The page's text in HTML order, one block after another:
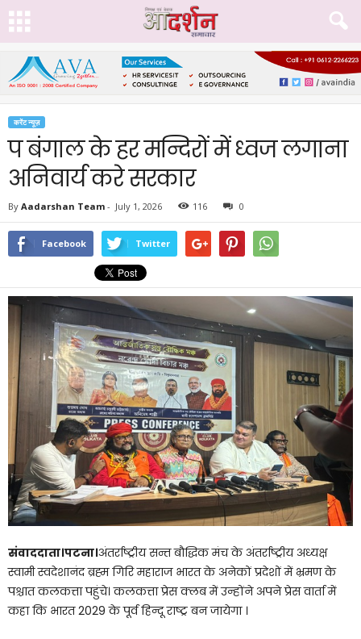
करेंट न्यूज़
प बंगाल के हर मन्दिरों में ध्वज लगाना
अनिवार्य करे सरकार
By Aadarshan Team - July 1, 2026 116 0
Facebook Twitter
संवाददाता।पटना।अंतर्राष्ट्रीय सन्त बौद्धिक मंच के अंतर्राष्ट्रीय अध्यक्ष
स्वामी स्वदेशानंद ब्रह्म गिरि महाराज भारत के अनेकों प्रदेशों में भ्रमण के
पश्चात कलकत्ता पहुंचे। कलकत्ता प्रेस क्लब में उन्होंने अपने प्रेस वार्ता में
कहा कि भारत 2029 के पूर्व हिन्दू राष्ट्र बन जायेगा ।